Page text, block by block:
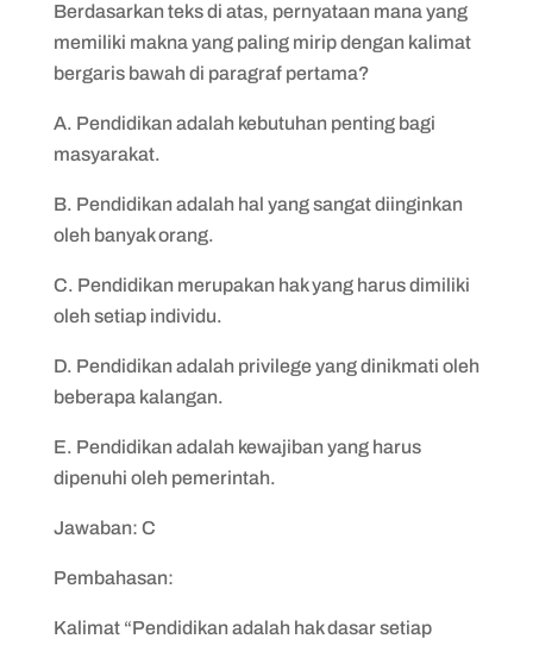
Berdasarkan teks di atas, pernyataan mana yang
memiliki makna yang paling mirip dengan kalimat
bergaris bawah di paragraf pertama?
A. Pendidikan adalah kebutuhan penting bagi
masyarakat.
B. Pendidikan adalah hal yang sangat diinginkan
oleh banyak orang.
C. Pendidikan merupakan hak yang harus dimiliki
oleh setiap individu.
D. Pendidikan adalah privilege yang dinikmati oleh
beberapa kalangan.
E. Pendidikan adalah kewajiban yang harus
dipenuhi oleh pemerintah.
Jawaban: C
Pembahasan:
Kalimat “Pendidikan adalah hak dasar setiap